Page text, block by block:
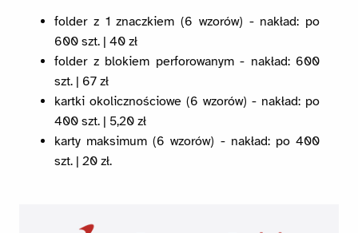
folder z 1 znaczkiem (6 wzorów) - nakład: po
600 szt. | 40 zł
folder z blokiem perforowanym - nakład: 600
szt. | 67 zł
kartki okolicznościowe (6 wzorów) - nakład: po
400 szt. | 5,20 zł
karty maksimum (6 wzorów) - nakład: po 400
szt. | 20 zł.